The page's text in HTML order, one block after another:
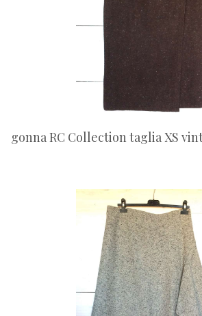
gonna RC Collection taglia XS